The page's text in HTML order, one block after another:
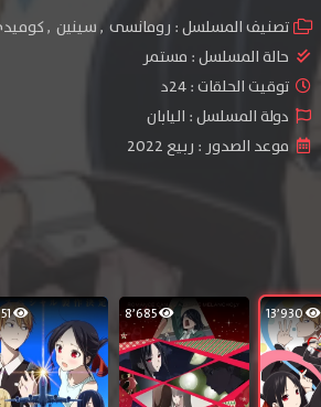
تصنيف المسلسل : رومانسى ,سينين ,
حالة المسلسل : مستمر
توقيت الحلقات : 24د
دولة المسلسل : اليابان
موعد الصدور : ربيع 2022
13٬930 3٬251